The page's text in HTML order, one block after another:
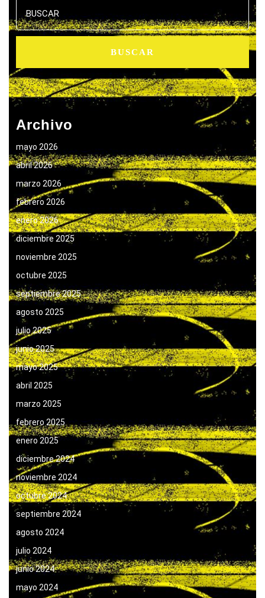
Archivo
mayo 2026
abril 2026
marzo 2026
febrero 2026
enero 2026
diciembre 2025
noviembre 2025
octubre 2025
septiembre 2025
agosto 2025
julio 2025
junio 2025
mayo 2025
abril 2025
marzo 2025
febrero 2025
enero 2025
diciembre 2024
noviembre 2024
octubre 2024
septiembre 2024
agosto 2024
julio 2024
junio 2024
mayo 2024